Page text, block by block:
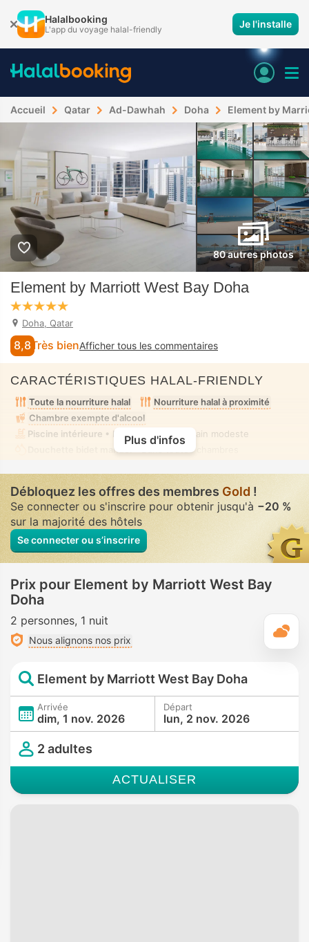
Halalbooking
L'app du voyage halal-friendly Je l'installe
Accueil Qatar Ad-Dawhah Doha Element by
80 autres photos
Element by Marriott West Bay Doha
Doha, Qatar
8,8 Très bienAfficher tous les commentaires
CARACTÉRISTIQUES HALAL-FRIENDLY
Toute la nourriture halal
Nourriture halal à proximité
Chambre exempte d'alcool
Piscine intérieure • Mixte • Tenue de bain modeste
Douchette bidet manuel
• Dans toutes chambres
Plus d'infos
Débloquez les offres des membres Gold !
Se connecter ou s'inscrire pour obtenir jusqu'à −20 %
sur la majorité des hôtels
Se connecter ou s’inscrire
Prix pour Element by Marriott West Bay
Doha
2 personnes 1 nuit
Nous alignons nos prix
Element by Marriott West Bay Doha
Arrivée
dim, 1 nov. 2026
Départ
lun, 2 nov. 2026
2 adultes
ACTUALISER